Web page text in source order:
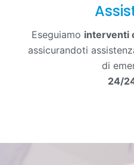
Eseguiamo interventi
assicurandoti
di
24/